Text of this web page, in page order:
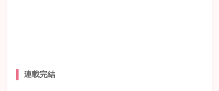
連載完結